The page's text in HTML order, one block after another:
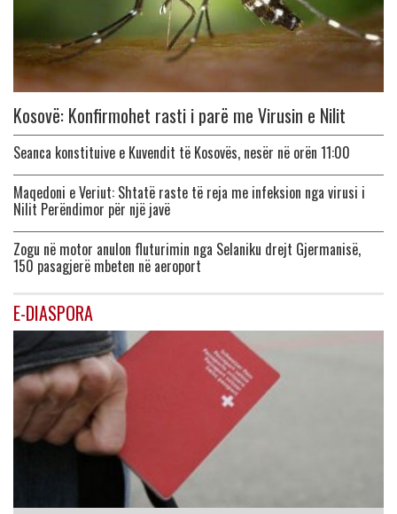
Kosovë: Konfirmohet rasti i parë me Virusin e Nilit
Seanca konstituive e Kuvendit të Kosovës, nesër në orën 11:00
Maqedoni e Veriut: Shtatë raste të reja me infeksion nga virusi i
Nilit Perëndimor për një javë
Zogu në motor anulon fluturimin nga Selaniku drejt Gjermanisë,
150 pasagjerë mbeten në aeroport
E-DIASPORA